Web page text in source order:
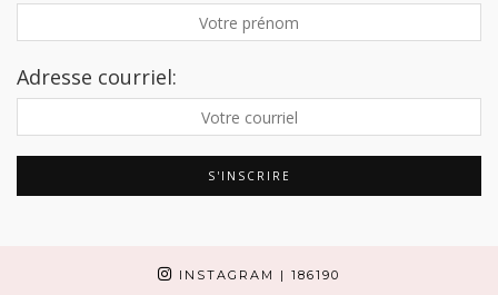
Adresse courriel:
INSTAGRAM | 186190